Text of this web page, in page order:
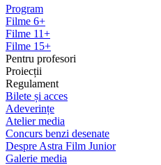
Program
Filme 6+
Filme 11+
Filme 15+
Pentru profesori
Proiecții
Regulament
Bilete și acces
Adeverințe
Atelier media
Concurs benzi desenate
Despre Astra Film Junior
Galerie media